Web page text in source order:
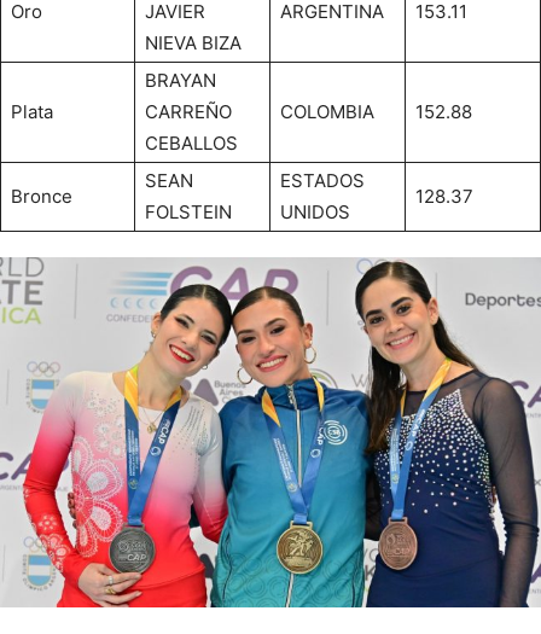
Oro
JAVIER
NIEVA BIZA
ARGENTINA 153.11
Plata
BRAYAN
CARREÑO
CEBALLOS
COLOMBIA 152.88
Bronce
SEAN
FOLSTEIN
ESTADOS
UNIDOS
128.37